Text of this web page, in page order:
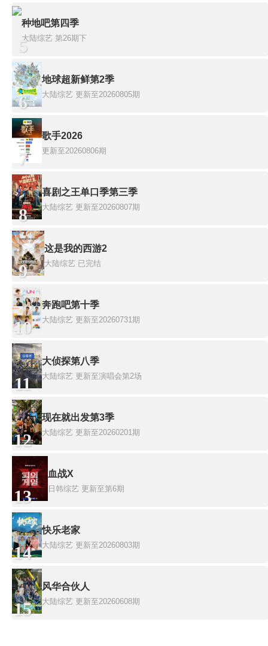
5
种地吧第四季
大陆综艺 第26期下
6
地球超新鲜第2季
大陆综艺 更新至20260805期
7
歌手2026
更新至20260806期
8
喜剧之王单口季第三季
大陆综艺 更新至20260807期
9
这是我的西游2
大陆综艺 已完结
10
奔跑吧第十季
大陆综艺 更新至20260731期
11
大侦探第八季
大陆综艺 更新至演唱会第2场
12
现在就出发第3季
大陆综艺 更新至20260201期
13
血战X
日韩综艺 更新至第6期
14
快乐老家
大陆综艺 更新至20260803期
15
风华合伙人
大陆综艺 更新至20260608期